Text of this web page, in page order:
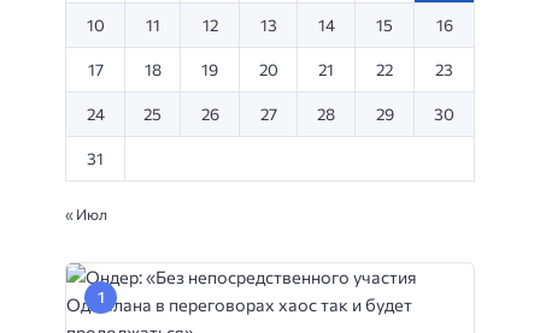
10 11 12 13 14 15 16
17 18 19 20 21 22 23
24 25 26 27 28 29 30
31
« Июл